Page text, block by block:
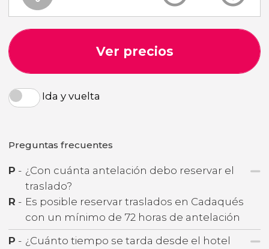
Ver precios
Ida y vuelta
Preguntas frecuentes
P - ¿Con cuánta antelación debo reservar el
traslado?
R - Es posible reservar traslados en Cadaqués
con un mínimo de 72 horas de antelación
P - ¿Cuánto tiempo se tarda desde el hotel